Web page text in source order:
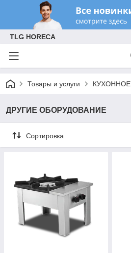
TLG HORECA
Товары и услуги
ДРУГИЕ ОБОРУДОВАНИЕ
Сортировка